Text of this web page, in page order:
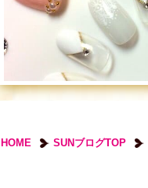
HOME SUNブログTOP